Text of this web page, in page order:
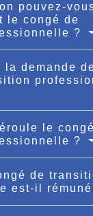
pouvez-
le congé de
?
la demande
le
?
de
est-il